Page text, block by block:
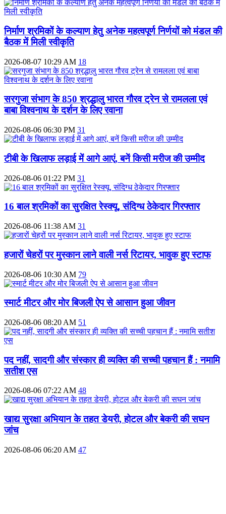
निर्माण श्रमिकों के कल्याण हेतु अनेक महत्वपूर्ण निर्णयों को मंडल की
बैठक में मिली स्वीकृति
2026-08-07 10:29 AM 18
सरगुजा संभाग के 850 श्रद्धालु भारत गौरव ट्रेन से रामलला एवं
बाबा विश्वनाथ के दर्शन के लिए रवाना
2026-08-06 06:30 PM 31
टीबी के खिलाफ लड़ाई में आगे आएं, बनें किसी मरीज की उम्मीद
2026-08-06 01:22 PM 31
16 बाल श्रमिकों का सुरक्षित रेस्क्यू, संदिग्ध ठेकेदार गिरफ्तार
2026-08-06 11:38 AM 31
हजारों चेहरों पर मुस्कान लाने वाली नर्स रिटायर, भावुक हुए स्टाफ
2026-08-06 10:30 AM 79
स्मार्ट मीटर और मोर बिजली ऐप से आसान हुआ जीवन
2026-08-06 08:20 AM 51
पद नहीं, सादगी और संस्कार ही व्यक्ति की सच्ची पहचान हैं : नमामि
सतीश एस
2026-08-06 07:22 AM 48
खाद्य सुरक्षा अभियान के तहत डेयरी, होटल और बेकरी की सघन
जांच
2026-08-06 06:20 AM 47